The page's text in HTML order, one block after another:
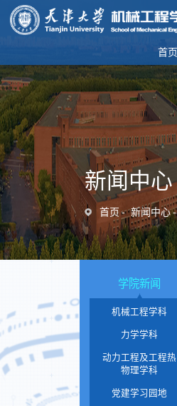
首页
新闻中心
首页 新闻中心
学院新闻
机械工程学科
力学学科
动力工程及工程热
物理学科
党建学习园地